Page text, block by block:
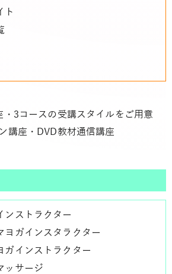
ト
3コースの受講スタイルをご用意
講座・DVD教材通信講座
ンストラクター
ヨガインスタラクター
ガインストラクター
ッサージ